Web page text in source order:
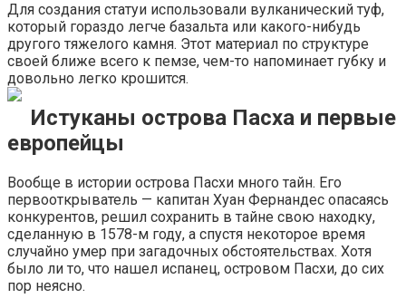
Для создания статуи использовали вулканический туф,
который гораздо легче базальта или какого-нибудь
другого тяжелого камня. Этот материал по структуре
своей ближе всего к пемзе, чем-то напоминает губку и
довольно легко крошится.
Истуканы острова Пасха и первые
европейцы
Вообще в истории острова Пасхи много тайн. Его
первооткрыватель — капитан Хуан Фернандес опасаясь
конкурентов, решил сохранить в тайне свою находку,
сделанную в 1578-м году, а спустя некоторое время
случайно умер при загадочных обстоятельствах. Хотя
было ли то, что нашел испанец, островом Пасхи, до сих
пор неясно.